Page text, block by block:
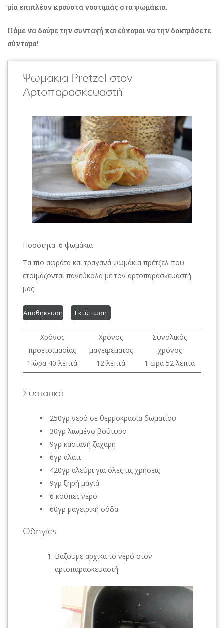
μία επιπλέον κρούστα νοστιμιάς στα ψωμάκια.
Πάμε να δούμε την συνταγή και εύχομαι να την δοκιμάσετε
σύντομα!
Ψωμάκια Pretzel στον
Αρτοπαρασκευαστή
Ποσότητα: 6 ψωμάκια
Τα πιο αφράτα και τραγανά ψωμάκια πρέτζελ που
ετοιμάζονται πανεύκολα με τον αρτοπαρασκευαστή
μας
Αποθήκευση Εκτύπωση
Χρόνος
προετοιμασίας
1 ώρα 40 λεπτά
Χρόνος
μαγειρέματος
12 λεπτά
Συνολικός
χρόνος
1 ώρα 52 λεπτά
Συστατικά
250γρ νερό σε θερμοκρασία δωματίου
30γρ λιωμένο βούτυρο
9γρ καστανή ζάχαρη
6γρ αλάτι
420γρ αλεύρι για όλες τις χρήσεις
9γρ ξηρή μαγιά
6 κούπες νερό
60γρ μαγειρική σόδα
Οδηγίες
Βάζουμε αρχικά το νερό στον
αρτοπαρασκευαστή